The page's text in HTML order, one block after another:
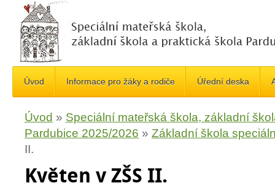
Úvod Informace pro žáky a rodiče Úřední deska
Úvod » Speciální mateřská škola, základní
Pardubice 2025/2026 » Základní škola
II.
Květen v ZŠS II.